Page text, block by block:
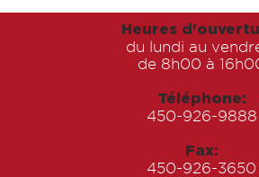
Heures
du lundi au
de 8h00 à
Téléphone:
450-926-9888
Fax:
450-926-3650